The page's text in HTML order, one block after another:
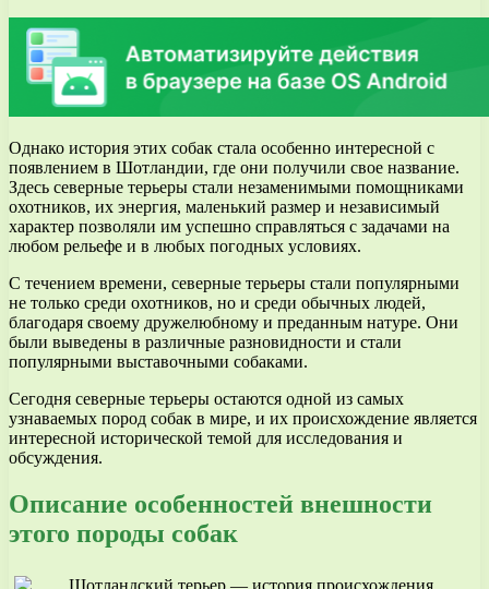
Однако история этих собак стала особенно интересной с
появлением в Шотландии, где они получили свое название.
Здесь северные терьеры стали незаменимыми помощниками
охотников, их энергия, маленький размер и независимый
характер позволяли им успешно справляться с задачами на
любом рельефе и в любых погодных условиях.
С течением времени, северные терьеры стали популярными
не только среди охотников, но и среди обычных людей,
благодаря своему дружелюбному и преданным натуре. Они
были выведены в различные разновидности и стали
популярными выставочными собаками.
Сегодня северные терьеры остаются одной из самых
узнаваемых пород собак в мире, и их происхождение является
интересной исторической темой для исследования и
обсуждения.
Описание особенностей внешности
этого породы собак